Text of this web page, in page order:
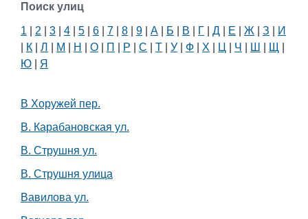
Поиск улиц
1 2 3 4 5 6 7 8 9 А Б В Г Д Е Ж З
И
К Л М Н О П Р С Т У Ф Х Ц Ч Ш Щ
Ю
Я
В Хоружей пер.
В. Карабановская ул.
В. Струшня ул.
В. Струшня улица
Вавилова ул.